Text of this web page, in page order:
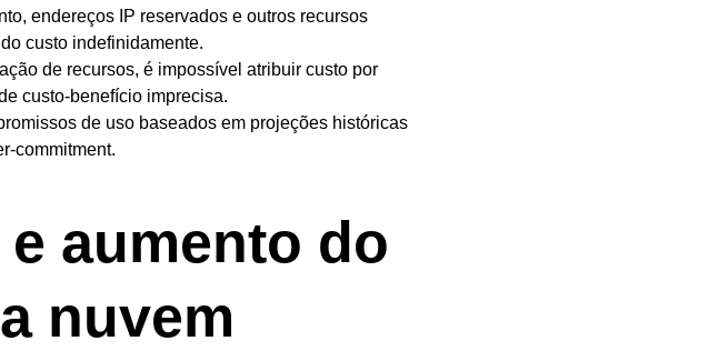
endereços IP reservados e outros recursos
custo indefinidamente.
de recursos, é impossível atribuir custo por
custo-benefício imprecisa.
de uso baseados em projeções históricas
commitment.
aumento do
nuvem